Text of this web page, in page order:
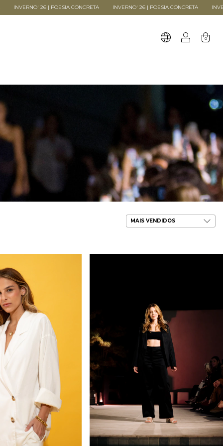
26 | POESIA CONCRETA INVERNO' 26 | POESIA CONCRETA INVERNO' 26 |
0